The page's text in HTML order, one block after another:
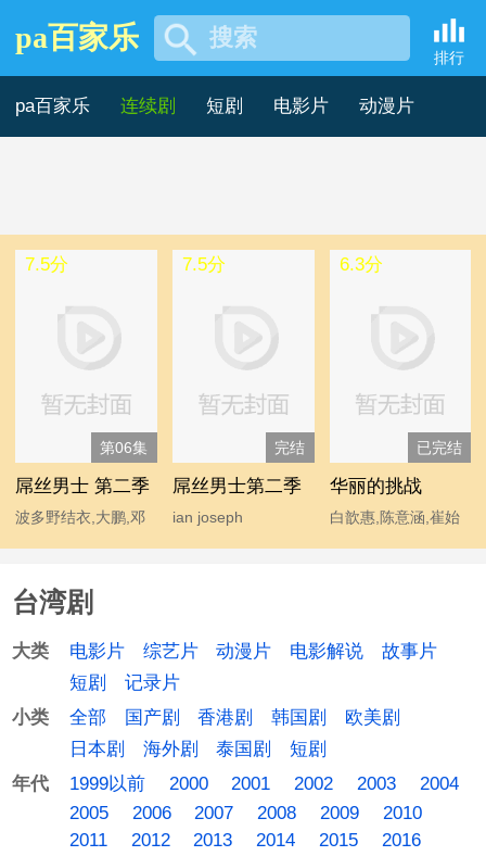
台湾剧【2】 -pa百家乐
pa百家乐 搜索
排行
pa百家乐 连续剧 短剧 电影片 动漫片
第06集
7.5分
屌丝男士 第二季
波多野结衣,大鹏,邓
超,宫睿,韩寒,贾玲,姜
马丽,汤唯,王小利,王
学兵,王学圻,温兆伦,
德,于嘉,袁成杰
完结
7.5分
屌丝男士第二季
ian joseph
somerhalder,mc石
林志玲 chiling lin,柳
已完结
6.3分
华丽的挑战
白歆惠,陈意涵,崔始
源,金勤,李东海,许玮
台湾剧
大类 电影片 综艺片 动漫片 电影解说
故事片
短剧
记录片
小类
全部 国产剧 香港剧 韩国剧
欧美剧
日本剧
海外剧 泰国剧
短剧
年代
1999以前 2000 2001 2002 2003
2004
2005
2006 2007 2008 2009
2010
2011
2012 2013 2014 2015
2016